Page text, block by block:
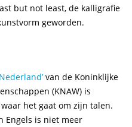
but not least, de kalligrafie
geworden.
van de Koninklijke
(KNAW) is
het gaat om zijn talen.
Engels is niet meer